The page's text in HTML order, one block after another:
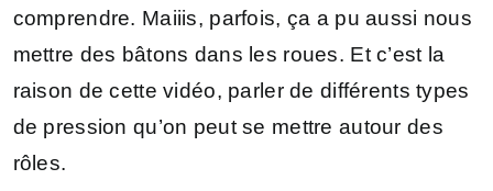
comprendre. Maiiis, parfois, ça a pu aussi nous
mettre des bâtons dans les roues. Et c’est la
raison de cette vidéo, parler de différents types
de pression qu’on peut se mettre autour des
rôles.